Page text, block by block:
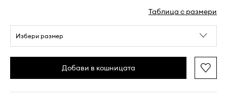
Таблица с размери
Избери размер
Добави в кошницата